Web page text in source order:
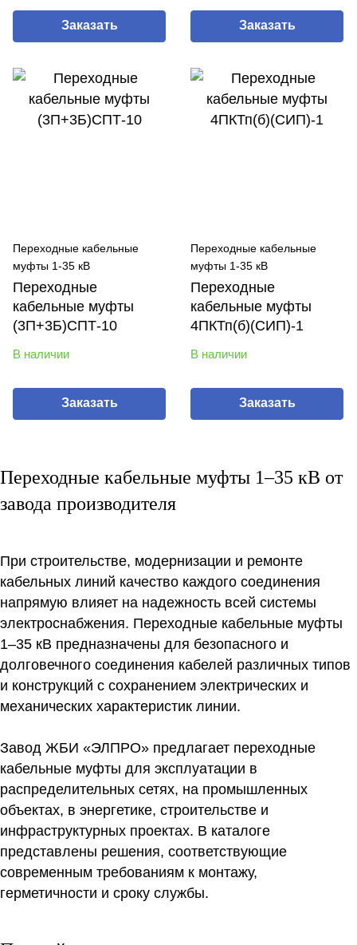
Заказать Заказать
Переходные кабельные
муфты 1-35 кВ
Переходные
кабельные муфты
(3П+3Б)СПТ-10
В наличии
Заказать
Переходные кабельные
муфты 1-35 кВ
Переходные
кабельные муфты
4ПКТп(б)(СИП)-1
В наличии
Заказать
Переходные кабельные муфты 1–35 кВ от
завода производителя
При строительстве, модернизации и ремонте
кабельных линий качество каждого соединения
напрямую влияет на надежность всей системы
электроснабжения. Переходные кабельные муфты
1–35 кВ предназначены для безопасного и
долговечного соединения кабелей различных типов
и конструкций с сохранением электрических и
механических характеристик линии.
Завод ЖБИ «ЭЛПРО» предлагает переходные
кабельные муфты для эксплуатации в
распределительных сетях, на промышленных
объектах, в энергетике, строительстве и
инфраструктурных проектах. В каталоге
представлены решения, соответствующие
современным требованиям к монтажу,
герметичности и сроку службы.